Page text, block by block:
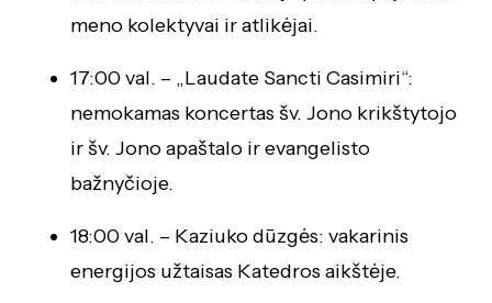
meno kolektyvai ir atlikėjai.
17:00 val. – „Laudate Sancti Casimiri“:
nemokamas koncertas šv. Jono krikštytojo
ir šv. Jono apaštalo ir evangelisto
bažnyčioje.
18:00 val. – Kaziuko dūzgės: vakarinis
energijos užtaisas Katedros aikštėje.